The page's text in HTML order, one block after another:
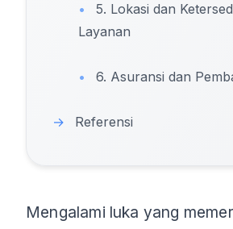
•
5. Lokasi dan
Layanan
• 6. Asuransi dan
→ Referensi
Mengalami luka yang